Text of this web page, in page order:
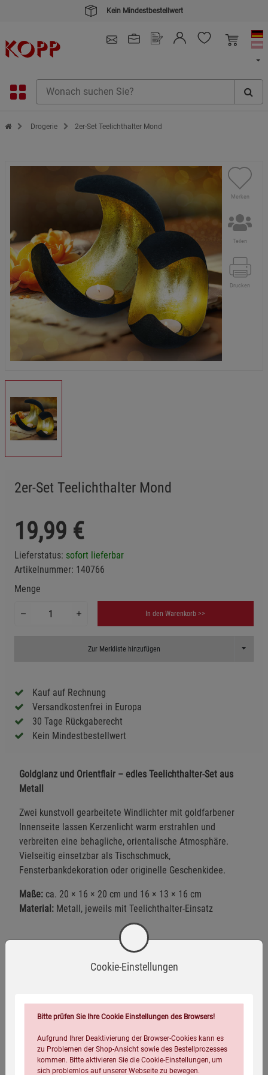
Kein Mindestbestellwert
Zur Startseite des Kopp Verlag Online-Shop
Drogerie 2er-Set Teelichthalter Mond
Merken
Teilen
Drucken
2er-Set Teelichthalter Mond
19,99 €
Lieferstatus: sofort lieferbar
Artikelnummer: 140766
Menge
In den Warenkorb >>
Zur Merkliste hinzufügen Toggle
Kauf auf Rechnung
Versandkostenfrei in Europa
30 Tage Rückgaberecht
Kein Mindestbestellwert
Goldglanz und Orientflair – edles Teelichthalter-Set aus
Metall
Zwei kunstvoll gearbeitete Windlichter mit goldfarbener
Innenseite lassen Kerzenlicht warm erstrahlen und
verbreiten eine behagliche, orientalische Atmosphäre.
Vielseitig einsetzbar als Tischschmuck,
Fensterbankdekoration oder originelle Geschenkidee.
Maße: ca. 20 × 16 × 20 cm und 16 × 13 × 16 cm
Material: Metall, jeweils mit Teelichthalter-Einsatz
Warnhinweise / Sicherheitsinformationen
Nur mit geeigneten, standfesten Teelichtern oder
kleinen Stumpenkerzen verwenden – keine offenen
Stellen Sie die Windlichter stets auf eine stabile,
hitzebeständige Unterlage.
Herstellerinformationen
Cookie-Einstellungen
Bitte prüfen Sie Ihre Cookie Einstellungen des Browsers!
Aufgrund Ihrer Deaktivierung der Browser-Cookies kann es
zu Problemen der Shop-Ansicht sowie des Bestellprozesses
kommen. Bitte aktivieren Sie die Cookie-Einstellungen, um
sich problemlos auf unserer Webseite zu bewegen.